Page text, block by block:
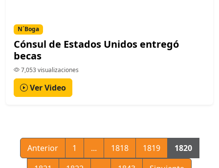
N´Boga
Cónsul de Estados Unidos entregó
becas
7,053 visualizaciones
Ver Video
Anterior 1 ... 1818 1819
1820